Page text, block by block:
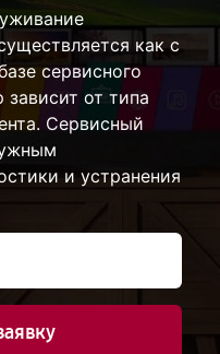
как с
сервисного
зависит от типа
Сервисный
и устранения